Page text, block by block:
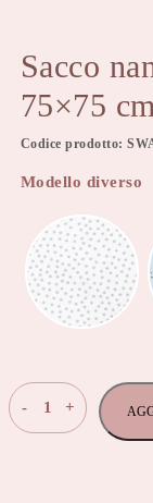
Sacco
75×75
Codice prodotto:
Modello diverso
-
Sacco
nanna
+